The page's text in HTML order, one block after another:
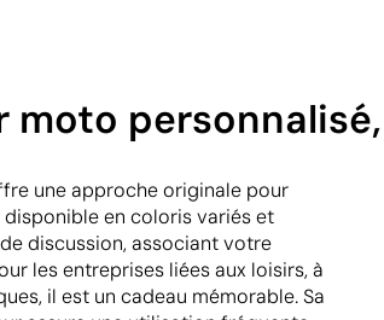
une approche originale pour
en coloris variés et
discussion, associant votre
les entreprises liées aux loisirs, à
il est un cadeau mémorable. Sa